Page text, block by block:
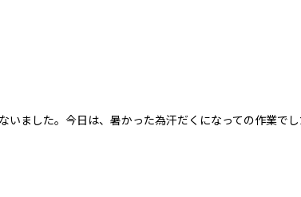
ないました。今日は、暑かった為汗だくになっての